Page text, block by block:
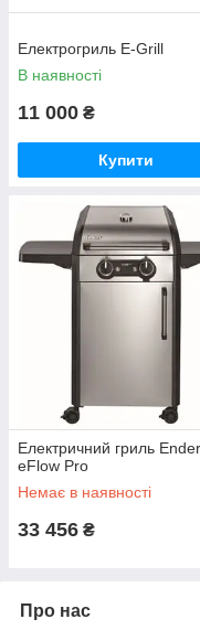
Електрогриль E-Grill
В наявності
11 000 ₴
Купити
Електричний гриль
eFlow Pro
Немає в наявності
33 456 ₴
Про нас